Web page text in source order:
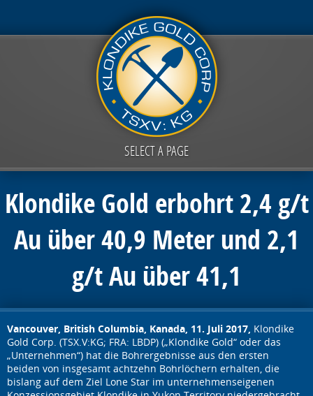
SELECT A PAGE
Klondike Gold erbohrt 2,4 g/t
Au über 40,9 Meter und 2,1
g/t Au über 41,1
Vancouver, British Columbia, Kanada, 11. Juli 2017, Klondike
Gold Corp. (TSX.V:KG; FRA: LBDP) („Klondike Gold“ oder das
„Unternehmen“) hat die Bohrergebnisse aus den ersten
beiden von insgesamt achtzehn Bohrlöchern erhalten, die
bislang auf dem Ziel Lone Star im unternehmenseigenen